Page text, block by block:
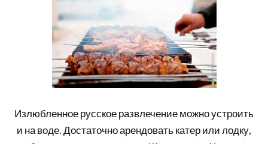
Излюбленное русское развлечение можно устроить
и на воде. Достаточно арендовать катер или лодку,